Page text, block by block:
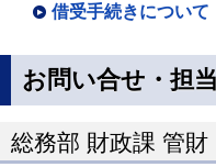
借受手続きについて
お問い合せ・担
総務部 財政課 管財